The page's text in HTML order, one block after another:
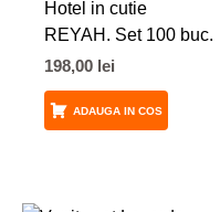
Hotel in cutie
REYAH. Set 100 buc.
198,00 lei
ADAUGA IN COS